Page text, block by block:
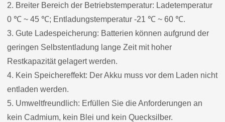
2. Breiter Bereich der Betriebstemperatur: Ladetemperatur
0 ℃ ~ 45 ℃; Entladungstemperatur -21 ℃ ~ 60 ℃.
3. Gute Ladespeicherung: Batterien können aufgrund der
geringen Selbstentladung lange Zeit mit hoher
Restkapazität gelagert werden.
4. Kein Speichereffekt: Der Akku muss vor dem Laden nicht
entladen werden.
5. Umweltfreundlich: Erfüllen Sie die Anforderungen an
kein Cadmium, kein Blei und kein Quecksilber.